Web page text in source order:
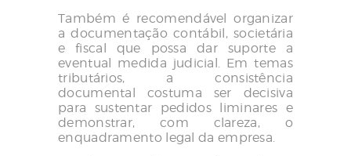
Também é recomendável organizar
a documentação contábil, societária
e fiscal que possa dar suporte a
eventual medida judicial. Em temas
tributários, a consistência
documental costuma ser decisiva
para sustentar pedidos liminares e
demonstrar, com clareza, o
enquadramento legal da empresa.